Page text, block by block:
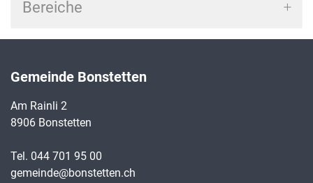
Bereiche
Gemeinde Bonstetten
Am Rainli 2
8906 Bonstetten
Tel. 044 701 95 00
gemeinde@bonstetten.ch